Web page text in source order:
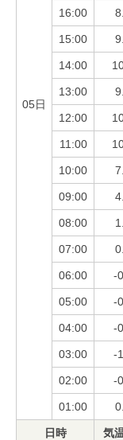
05日
16:00
15:00
14:00
13:00
12:00
11:00
10:00
09:00
08:00
07:00
06:00 -
05:00 -
04:00 -
03:00 -
02:00 -
01:00
日時 気